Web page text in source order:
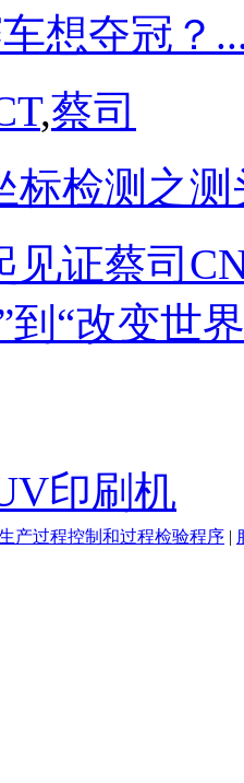
想夺冠？
,蔡司
标检测之
见证蔡司
到“改变世
印刷机
产过程控制和过程检验程序 |